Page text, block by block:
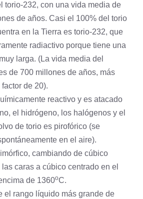
torio-232, con una vida media de
de años. Casi el 100% del torio
en la Tierra es torio-232, que
radiactivo porque tiene una
larga. (La vida media del
de 700 millones de años, más
de 20).
reactivo y es atacado
, el hidrógeno, los halógenos y el
de torio es pirofórico (se
en el aire).
cambiando de cúbico
caras a cúbico centrado en el
de 1360oC.
el rango líquido más grande de